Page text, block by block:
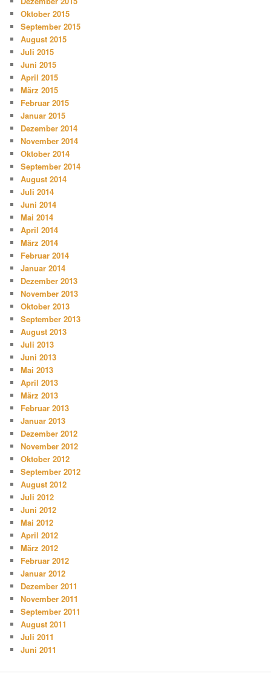
Oktober 2015
September 2015
August 2015
Juli 2015
Juni 2015
April 2015
März 2015
Februar 2015
Januar 2015
Dezember 2014
November 2014
Oktober 2014
September 2014
August 2014
Juli 2014
Juni 2014
Mai 2014
April 2014
März 2014
Februar 2014
Januar 2014
Dezember 2013
November 2013
Oktober 2013
September 2013
August 2013
Juli 2013
Juni 2013
Mai 2013
April 2013
März 2013
Februar 2013
Januar 2013
Dezember 2012
November 2012
Oktober 2012
September 2012
August 2012
Juli 2012
Juni 2012
Mai 2012
April 2012
März 2012
Februar 2012
Januar 2012
Dezember 2011
November 2011
September 2011
August 2011
Juli 2011
Juni 2011